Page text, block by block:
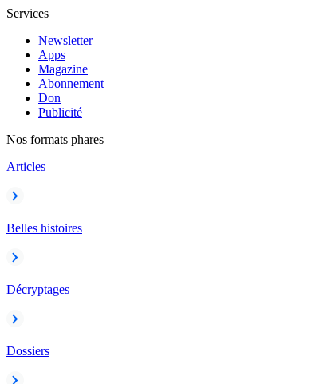
Services
Newsletter
Apps
Magazine
Abonnement
Don
Publicité
Nos formats phares
Articles
Belles histoires
Décryptages
Dossiers